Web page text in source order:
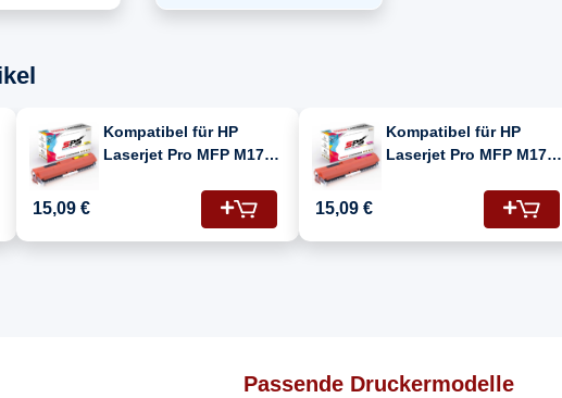
/ CF350A /
Kompatibel für HP
Laserjet Pro MFP M176N
/ 130A Toner Gelb
15,09 €
Kompatibel für HP
Laserjet Pro MFP M176N
/ 130A Toner Magenta
15,09 €
Passende Druckermodelle